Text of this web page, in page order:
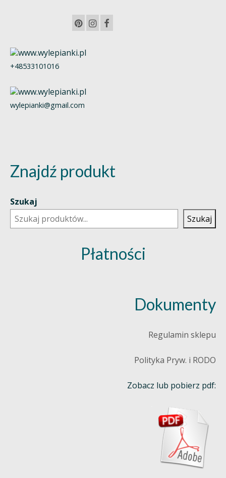
+48533101016
wylepianki@gmail.com
Znajdź produkt
Szukaj
Szukaj
Płatności
Dokumenty
Regulamin sklepu
Polityka Pryw. i RODO
Zobacz lub pobierz pdf: